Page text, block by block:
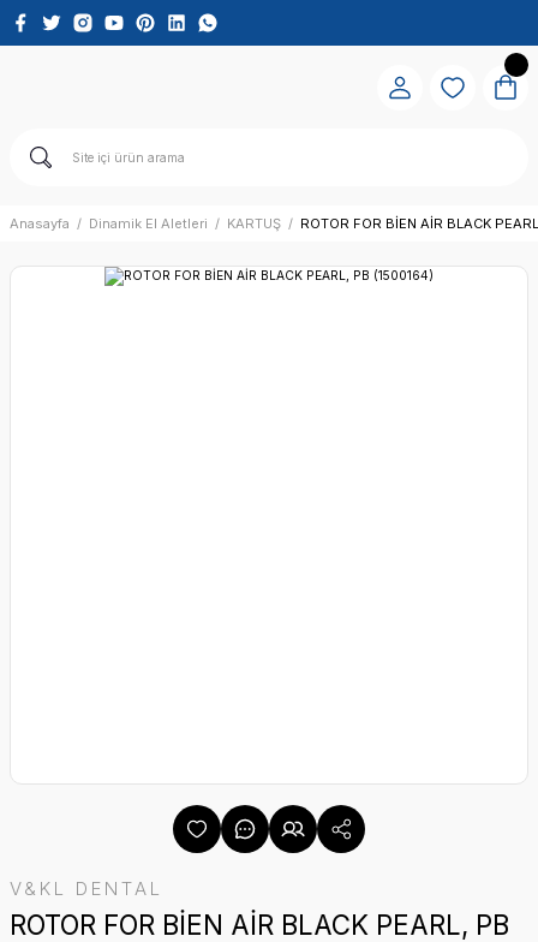
Anasayfa Dinamik El Aletleri KARTUŞ ROTOR FOR BİEN AİR BLACK
V&KL DENTAL
ROTOR FOR BİEN AİR BLACK PEARL, PB